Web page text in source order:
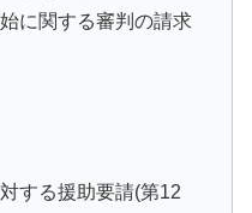
に関する審判の請求
する援助要請(第12